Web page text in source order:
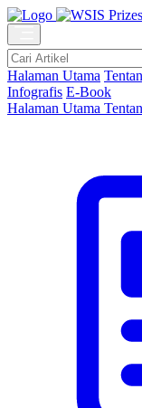
Halaman Utama
Infografis E-Book
Halaman Utama